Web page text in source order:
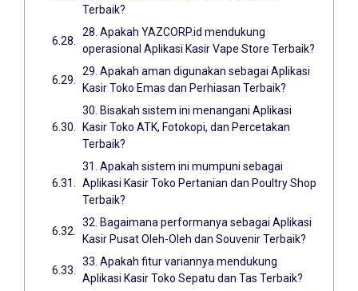
Terbaik?
28. Apakah YAZCORP.id mendukung
operasional Aplikasi Kasir Vape Store Terbaik?
29. Apakah aman digunakan sebagai Aplikasi
Kasir Toko Emas dan Perhiasan Terbaik?
30. Bisakah sistem ini menangani Aplikasi
Kasir Toko ATK, Fotokopi, dan Percetakan
Terbaik?
31. Apakah sistem ini mumpuni sebagai
Aplikasi Kasir Toko Pertanian dan Poultry Shop
Terbaik?
32. Bagaimana performanya sebagai Aplikasi
Kasir Pusat Oleh-Oleh dan Souvenir Terbaik?
33. Apakah fitur variannya mendukung
Aplikasi Kasir Toko Sepatu dan Tas Terbaik?